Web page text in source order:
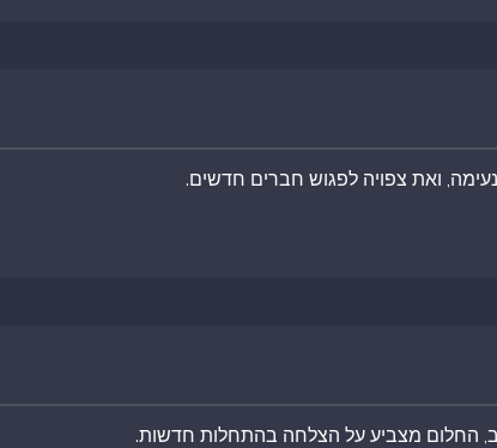
ואת צפויה לפגוש חברים חדשים.
החלום מצביע על הצלחה בהתחלות חדשות.